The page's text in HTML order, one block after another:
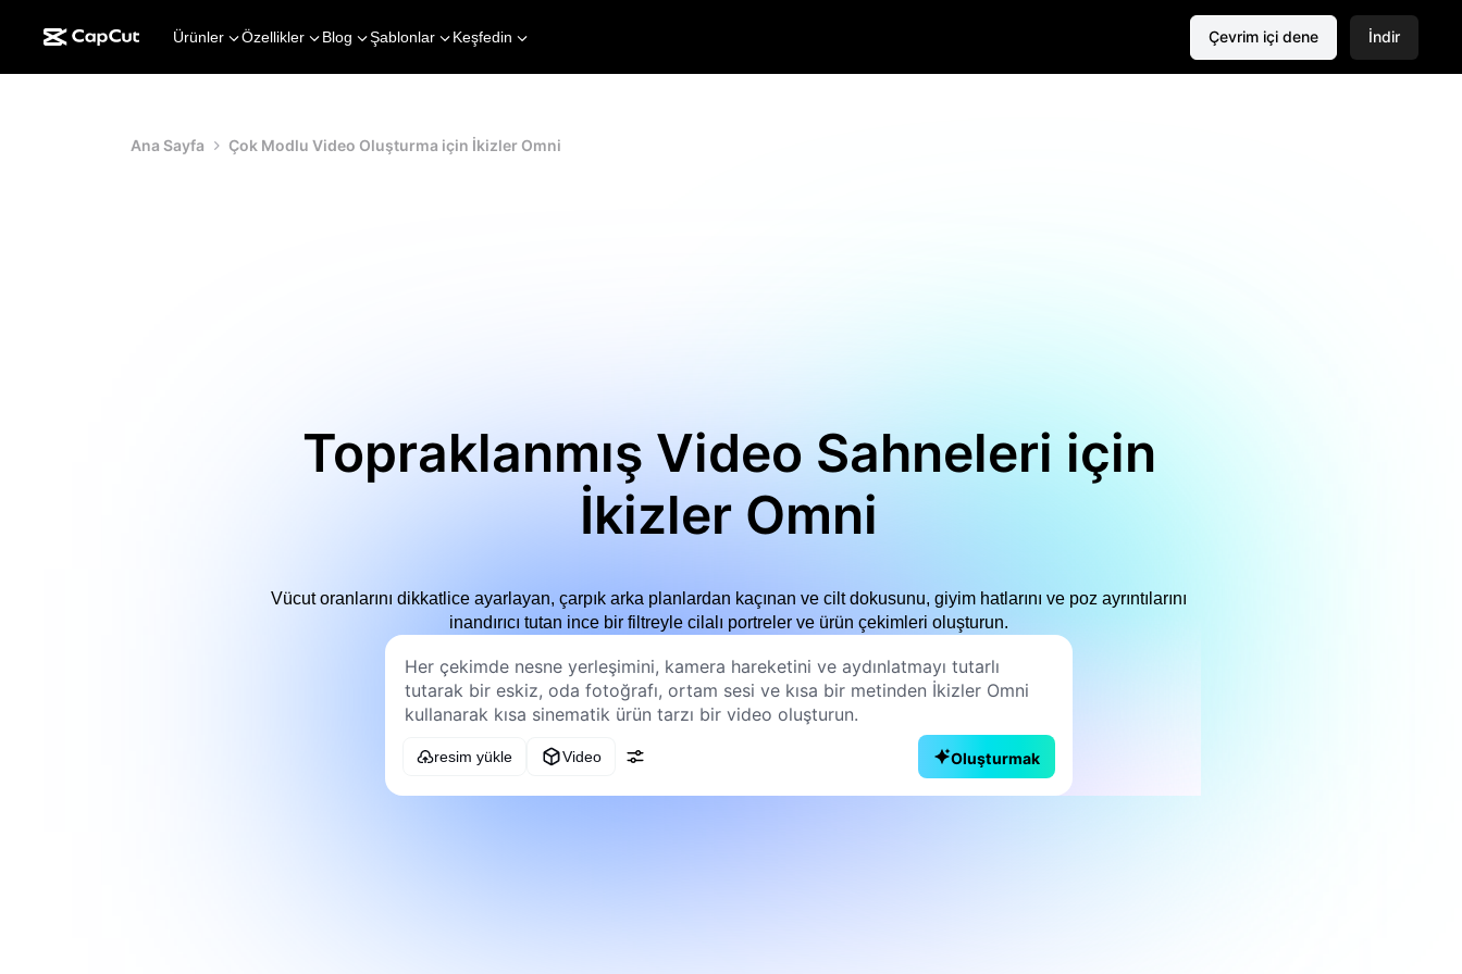
Ürünler Özellikler Blog Şablonlar Keşfedin Çevrim içi dene İndir
Ana Sayfa Çok Modlu Video Oluşturma için İkizler Omni
Topraklanmış Video Sahneleri için
İkizler Omni
Vücut oranlarını dikkatlice ayarlayan, çarpık arka planlardan kaçınan ve cilt dokusunu, giyim hatlarını ve poz ayrıntılarını
inandırıcı tutan ince bir filtreyle cilalı portreler ve ürün çekimleri oluşturun.
resim yükle Video Oluşturmak